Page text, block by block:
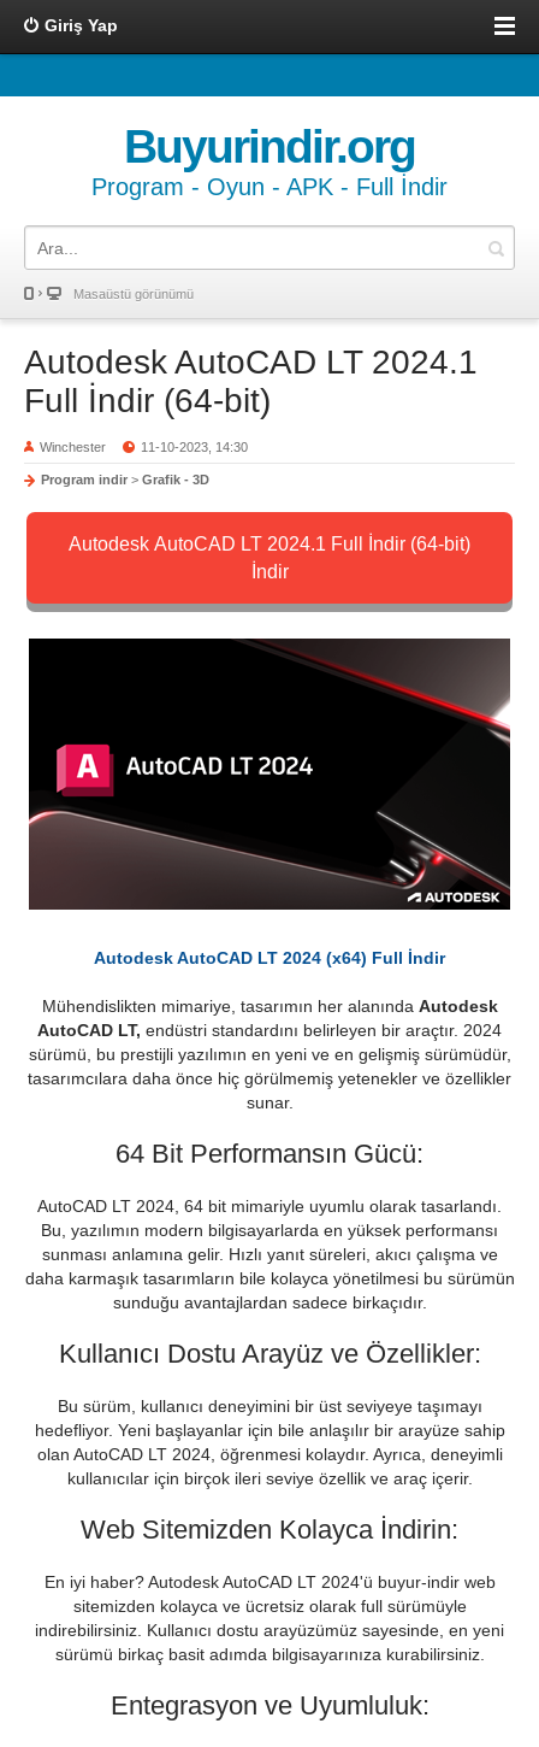
Giriş Yap
Buyurindir.org
Program - Oyun - APK - Full İndir
Masaüstü görünümü
Autodesk AutoCAD LT 2024.1
Full İndir (64-bit)
Winchester 11-10-2023, 14:30
Program indir > Grafik - 3D
Autodesk AutoCAD LT 2024.1 Full İndir (64-bit)
İndir
Autodesk AutoCAD LT 2024 (x64) Full İndir
Mühendislikten mimariye, tasarımın her alanında Autodesk
AutoCAD LT, endüstri standardını belirleyen bir araçtır. 2024
sürümü, bu prestijli yazılımın en yeni ve en gelişmiş sürümüdür,
tasarımcılara daha önce hiç görülmemiş yetenekler ve özellikler
sunar.
64 Bit Performansın Gücü:
AutoCAD LT 2024, 64 bit mimariyle uyumlu olarak tasarlandı.
Bu, yazılımın modern bilgisayarlarda en yüksek performansı
sunması anlamına gelir. Hızlı yanıt süreleri, akıcı çalışma ve
daha karmaşık tasarımların bile kolayca yönetilmesi bu sürümün
sunduğu avantajlardan sadece birkaçıdır.
Kullanıcı Dostu Arayüz ve Özellikler:
Bu sürüm, kullanıcı deneyimini bir üst seviyeye taşımayı
hedefliyor. Yeni başlayanlar için bile anlaşılır bir arayüze sahip
olan AutoCAD LT 2024, öğrenmesi kolaydır. Ayrıca, deneyimli
kullanıcılar için birçok ileri seviye özellik ve araç içerir.
Web Sitemizden Kolayca İndirin:
En iyi haber? Autodesk AutoCAD LT 2024'ü buyur-indir web
sitemizden kolayca ve ücretsiz olarak full sürümüyle
indirebilirsiniz. Kullanıcı dostu arayüzümüz sayesinde, en yeni
sürümü birkaç basit adımda bilgisayarınıza kurabilirsiniz.
Entegrasyon ve Uyumluluk: